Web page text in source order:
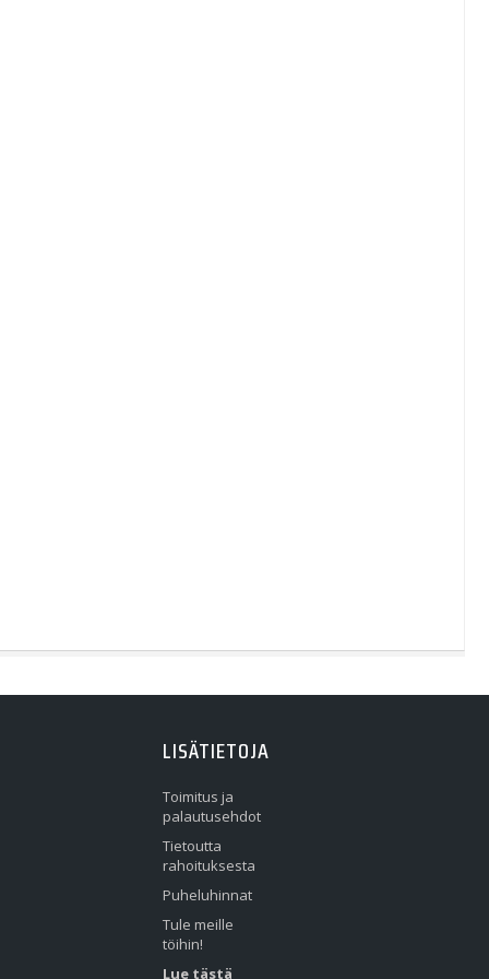
LISÄTIETOJA
Toimitus ja
palautusehdot
Tietoutta
rahoituksesta
Puheluhinnat
Tule meille
töihin!
Lue tästä